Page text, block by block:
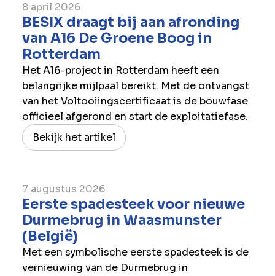
8 april 2026
BESIX draagt bij aan afronding
van A16 De Groene Boog in
Rotterdam
​Het A16-project in Rotterdam heeft een
belangrijke mijlpaal bereikt. Met de ontvangst
van het Voltooiingscertificaat is de bouwfase
officieel afgerond en start de exploitatiefase.
Bekijk het artikel
7 augustus 2026
Eerste spadesteek voor nieuwe
Durmebrug in Waasmunster
(België)
Met een symbolische eerste spadesteek is de
vernieuwing van de Durmebrug in